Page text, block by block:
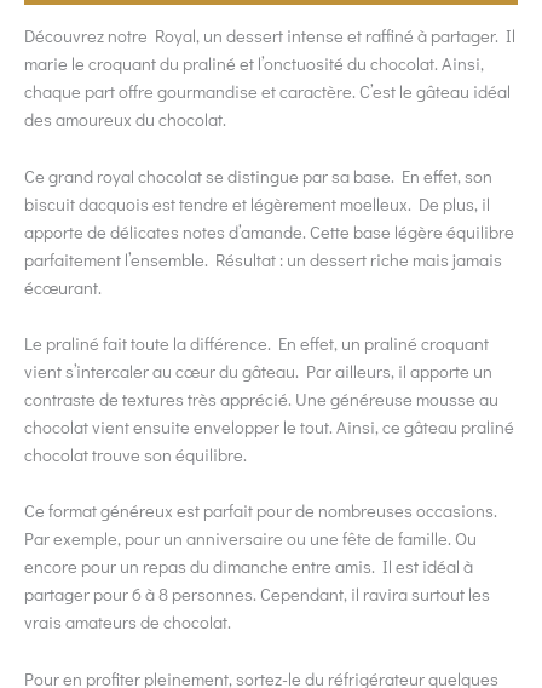
Découvrez notre Royal, un dessert intense et raffiné à partager. Il
marie le croquant du praliné et l’onctuosité du chocolat. Ainsi,
chaque part offre gourmandise et caractère. C’est le gâteau idéal
des amoureux du chocolat.
Ce grand royal chocolat se distingue par sa base. En effet, son
biscuit dacquois est tendre et légèrement moelleux. De plus, il
apporte de délicates notes d’amande. Cette base légère équilibre
parfaitement l’ensemble. Résultat : un dessert riche mais jamais
écœurant.
Le praliné fait toute la différence. En effet, un praliné croquant
vient s’intercaler au cœur du gâteau. Par ailleurs, il apporte un
contraste de textures très apprécié. Une généreuse mousse au
chocolat vient ensuite envelopper le tout. Ainsi, ce gâteau praliné
chocolat trouve son équilibre.
Ce format généreux est parfait pour de nombreuses occasions.
Par exemple, pour un anniversaire ou une fête de famille. Ou
encore pour un repas du dimanche entre amis. Il est idéal à
partager pour 6 à 8 personnes. Cependant, il ravira surtout les
vrais amateurs de chocolat.
Pour en profiter pleinement, sortez-le du réfrigérateur quelques